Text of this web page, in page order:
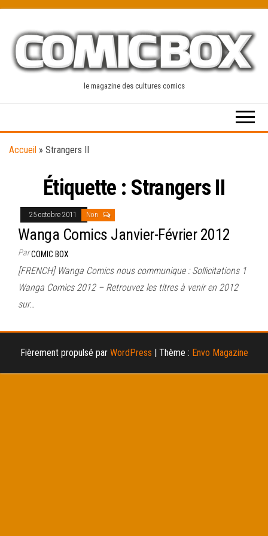
content
le magazine des cultures comics
Accueil » Strangers II
Étiquette : Strangers II
25 octobre 2011 Non
Wanga Comics Janvier-Février 2012
ParCOMIC BOX
[FRENCH] Wanga Comics nous communique : Sollicitations 1
Wanga Comics 2012 – Retrouvez les titres à venir en 2012
sur…
Fièrement propulsé par WordPress | Thème : Envo Magazine